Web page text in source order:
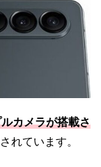
カメラが搭載さ
れています。